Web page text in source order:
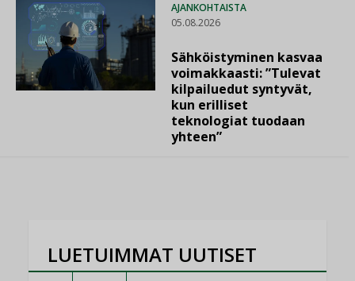
AJANKOHTAISTA
05.08.2026
Sähköistyminen kasvaa
voimakkaasti: ”Tulevat
kilpailuedut syntyvät,
kun erilliset
teknologiat tuodaan
yhteen”
LUETUIMMAT UUTISET